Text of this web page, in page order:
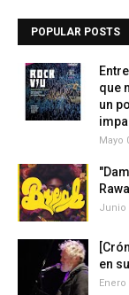
POPULAR POSTS
que
un
Mayo
Junio
en
Enero